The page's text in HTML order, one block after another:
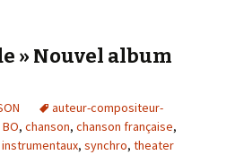
» Nouvel album
auteur-compositeur-
BO, chanson, chanson française,
instrumentaux, synchro, theater